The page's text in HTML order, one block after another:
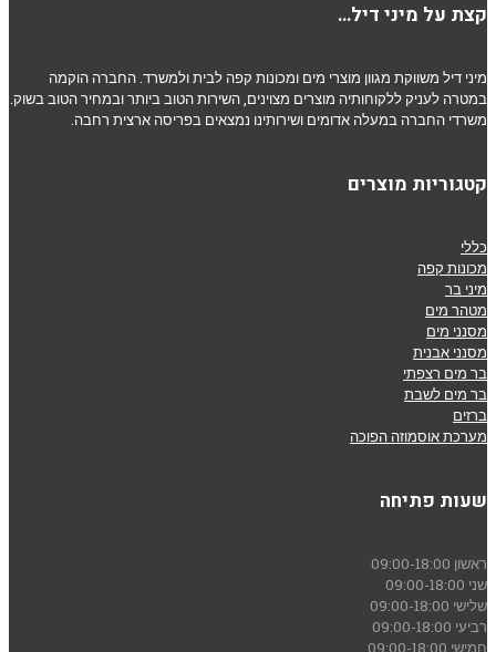
קצת על מיני דיל…
מיני דיל משווקת מגוון מוצרי מים ומכונות קפה לבית ולמשרד. החברה הוקמה
במטרה לעניק ללקוחותיה מוצרים מצוינים, השירות הטוב ביותר ובמחיר הטוב בשוק.
משרדי החברה במעלה אדומים ושירותינו נמצאים בפריסה ארצית רחבה.
קטגוריות מוצרים
כללי
מכונות קפה
מיני בר
מטהר מים
מסנני מים
מסנני אבנית
בר מים רצפתי
בר מים לשבת
ברזים
מערכת אוסמוזה הפוכה
שעות פתיחה
ראשון 09:00-18:00
שני 09:00-18:00
שלישי 09:00-18:00
רביעי 09:00-18:00
חמישי 09:00-18:00